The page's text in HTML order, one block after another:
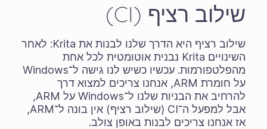
שילוב רציף (CI)
שילוב רציף היא הדרך שלנו לבנות את Krita: לאחר
השינויים Krita נבנית אוטומטית לכל אחת
מהפלטפורמות. עכשיו כשיש לנו גישה ל־Windows
על חומרת ARM, אנחנו צריכים למצוא דרך
להרחיב את הבניות שלנו ל־Windows על ARM,
אבל למפעל ה־CI (שילוב רציף) אין בונה ל־ARM,
אז אנחנו צריכים לבנות באופן צולב.